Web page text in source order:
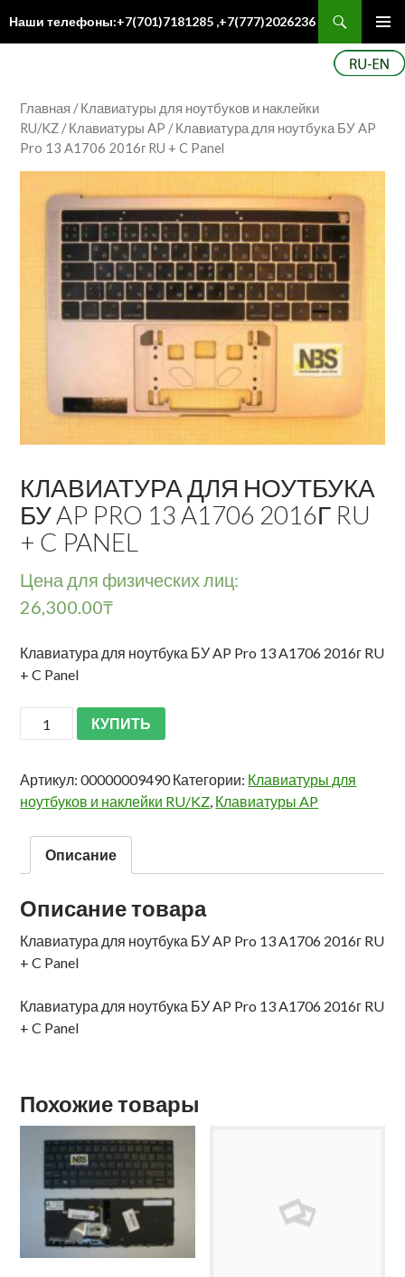
Наши телефоны:+7(701)7181285 ,+7(777)2026236
Главная /Клавиатуры для ноутбуков и наклейки
RU/KZ /Клавиатуры AP / Клавиатура для ноутбука БУ AP
Pro 13 A1706 2016г RU + C Panel
КЛАВИАТУРА ДЛЯ НОУТБУКА
БУ AP PRO 13 A1706 2016Г RU
+ C PANEL
Цена для физических лиц:
26,300.00₸
Клавиатура для ноутбука БУ AP Pro 13 A1706 2016г RU
+ C Panel
КУПИТЬ
Артикул:00000009490Категории: Клавиатуры для
ноутбуков и наклейки RU/KZ, Клавиатуры AP
Описание
Описание товара
Клавиатура для ноутбука БУ AP Pro 13 A1706 2016г RU
+ C Panel
Клавиатура для ноутбука БУ AP Pro 13 A1706 2016г RU
+ C Panel
Похожие товары